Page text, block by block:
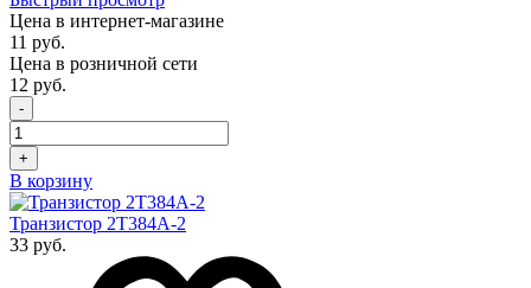
Цена в интернет-магазине
11 руб.
Цена в розничной сети
12 руб.
-
+
В корзину
Транзистор 2Т384А-2
33 руб.